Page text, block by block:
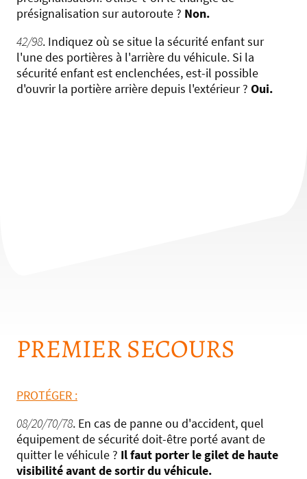
présignalisation sur autoroute ? Non.
42/98. Indiquez où se situe la sécurité enfant sur
l'une des portières à l'arrière du véhicule. Si la
sécurité enfant est enclenchées, est-il possible
d'ouvrir la portière arrière depuis l'extérieur ? Oui.
PREMIER SECOURS
PROTÉGER :
08/20/70/78. En cas de panne ou d'accident, quel
équipement de sécurité doit-être porté avant de
quitter le véhicule ? Il faut porter le gilet de haute
visibilité avant de sortir du véhicule.